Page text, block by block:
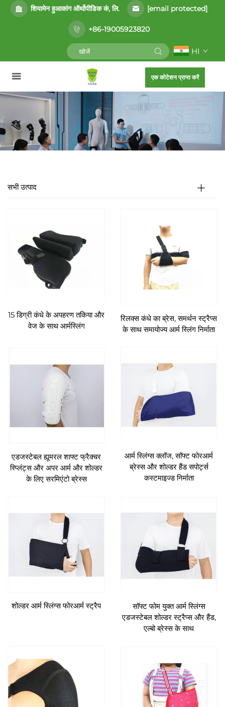
शियामेन हुआकांग ऑर्थोपीडिक कं, लि. [email protected]
+86-19005923820
HI
एक कोटेशन प्राप्त करें
सभी उत्पाद
15 डिग्री कंधे के अपहरण तकिया और
वेज के साथ आर्मस्लिंग
रिलक्स कंधे का ब्रेस, समर्थन स्ट्रैप्स
के साथ समायोज्य आर्म स्लिंग निर्माता
एडजस्टेबल ह्यूमरल शाफ्ट फ्रैक्चर
स्प्लिंट्स और अपर आर्म और शोल्डर
के लिए सरमिएंटो ब्रेस्स
आर्म स्लिंग्स क्लॉज, सॉफ्ट फोरआर्म
ब्रेस्स और शोल्डर हैंड सपोर्ट्स
कस्टमाइज्ड निर्माता
शोल्डर आर्म स्लिंग्स फोरआर्म स्ट्रैप
सॉफ्ट फोम युक्त आर्म स्लिंग्स
एडजस्टेबल शोल्डर स्ट्रैप्स और हैंड,
एल्बो ब्रेस्स के साथ